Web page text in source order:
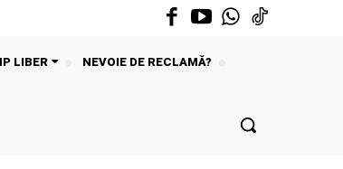
LIBER
NEVOIE DE RECLAMĂ?